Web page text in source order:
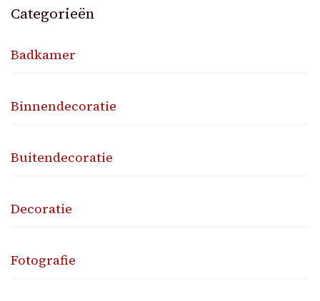
Categorieën
Badkamer
Binnendecoratie
Buitendecoratie
Decoratie
Fotografie